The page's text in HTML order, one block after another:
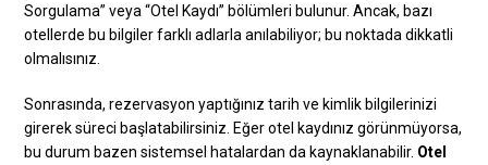
Sorgulama” veya “Otel Kaydı” bölümleri bulunur. Ancak, bazı
otellerde bu bilgiler farklı adlarla anılabiliyor; bu noktada dikkatli
olmalısınız.
Sonrasında, rezervasyon yaptığınız tarih ve kimlik bilgilerinizi
girerek süreci başlatabilirsiniz. Eğer otel kaydınız görünmüyorsa,
bu durum bazen sistemsel hatalardan da kaynaklanabilir. Otel